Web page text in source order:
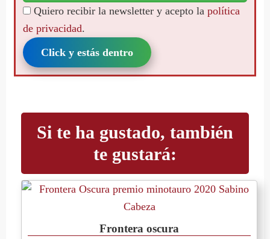
Quiero recibir la newsletter y acepto lapolítica
de privacidad.
Click y estás dentro
Si te ha gustado, también
te gustará:
Frontera oscura